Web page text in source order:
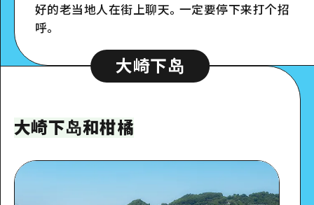
好的老当地人在街上聊天。一定要停下来打个招
呼。
大崎下岛
大崎下岛和柑橘